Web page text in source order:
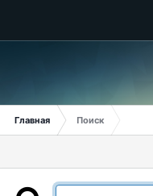
Главная Поиск